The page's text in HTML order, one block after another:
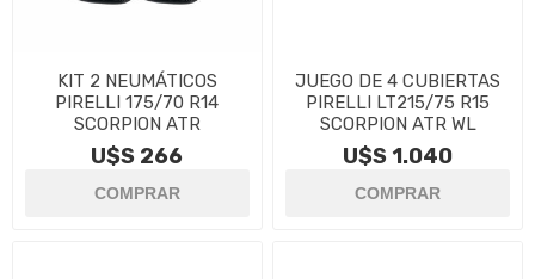
KIT 2 NEUMÁTICOS
PIRELLI 175/70 R14
SCORPION ATR
U$S 266
JUEGO DE 4 CUBIERTAS
PIRELLI LT215/75 R15
SCORPION ATR WL
U$S 1.040